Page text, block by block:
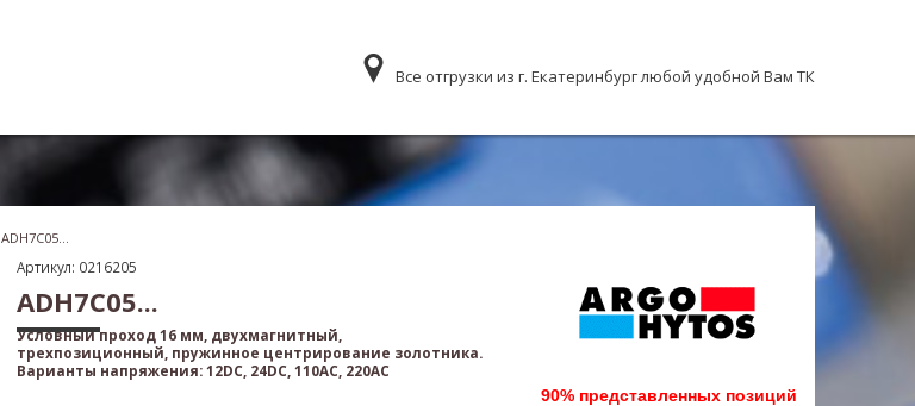
Все отгрузки из г. Екатеринбург любой удобной Вам ТК
ADH7C05...
Артикул: 0216205
ADH7C05...
Условный проход 16 мм, двухмагнитный,
трехпозиционный, пружинное центрирование золотника.
Варианты напряжения: 12DC, 24DC, 110AC, 220AC
90% представленных позиций